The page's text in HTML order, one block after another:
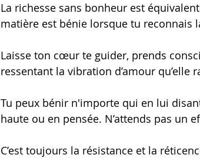
La richesse sans bonheur est
matière est bénie lorsque tu reconnais
Laisse ton cœur te guider, prends
ressentant la vibration d’amour
Tu peux bénir n'importe qui en lui
haute ou en pensée. N’attends pas un
C’est toujours la résistance et la